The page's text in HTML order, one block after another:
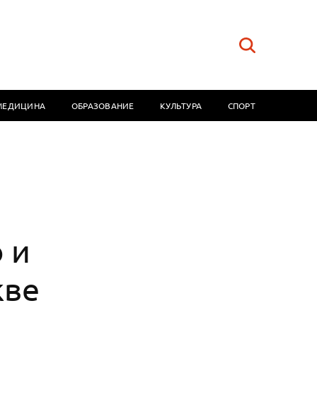
ОБРАЗОВАНИЕ КУЛЬТУРА СПОРТ
и